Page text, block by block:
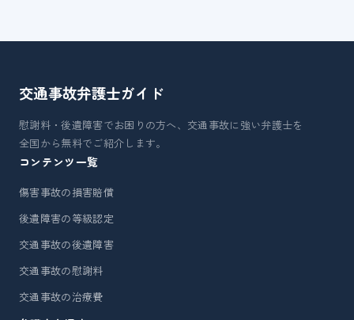
交通事故弁護士ガイド
慰謝料・後遺障害でお困りの方へ、交通事故に強い弁護士を
全国から無料でご紹介します。
コンテンツ一覧
傷害事故の損害賠償
後遺障害の等級認定
交通事故の後遺障害
交通事故の慰謝料
交通事故の治療費